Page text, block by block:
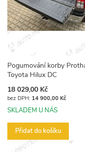
Pogumování korby
Toyota Hilux DC
18 029,00 Kč
14 900,00 Kč
SKLADEM U NÁS
Přidat do košíku